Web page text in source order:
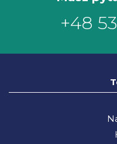
+48